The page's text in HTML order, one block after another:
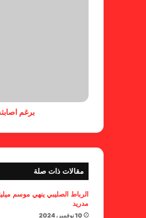
برغم
مقالات ذات صلة
الرباط الصليبي ينهي موسم
مدريد
10 نوفمبر، 2024